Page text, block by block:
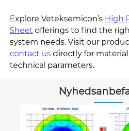
Explore Veteksemicon’s High
Sheet offerings to find the
system needs. Visit our
contact us directly for
technical parameters.